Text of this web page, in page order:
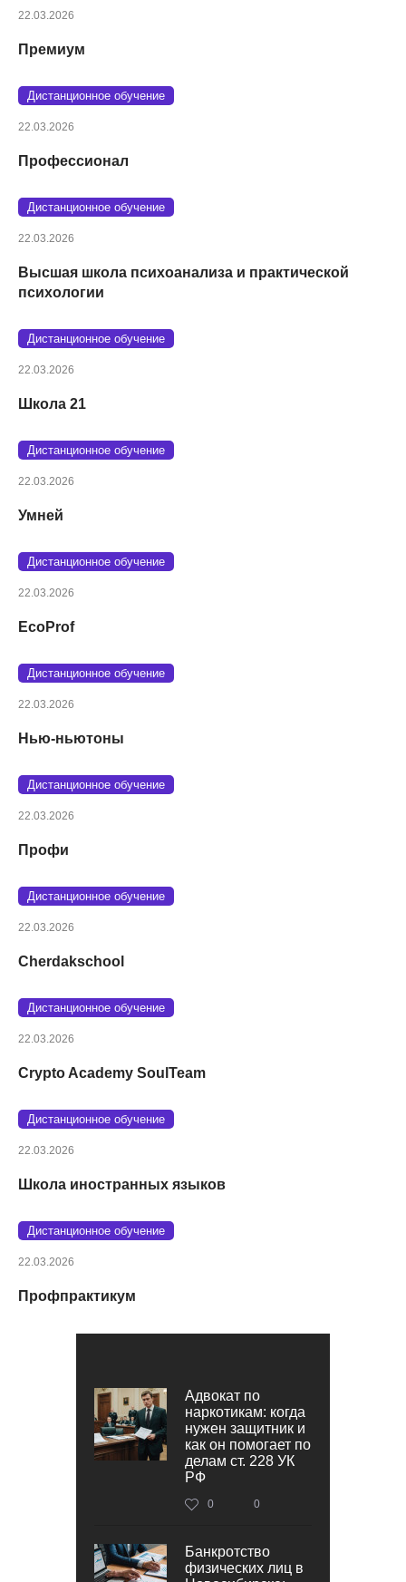
22.03.2026
Премиум
Дистанционное обучение
22.03.2026
Профессионал
Дистанционное обучение
22.03.2026
Высшая школа психоанализа и практической
психологии
Дистанционное обучение
22.03.2026
Школа 21
Дистанционное обучение
22.03.2026
Умней
Дистанционное обучение
22.03.2026
EcoProf
Дистанционное обучение
22.03.2026
Нью-ньютоны
Дистанционное обучение
22.03.2026
Профи
Дистанционное обучение
22.03.2026
Cherdakschool
Дистанционное обучение
22.03.2026
Crypto Academy SoulTeam
Дистанционное обучение
22.03.2026
Школа иностранных языков
Дистанционное обучение
22.03.2026
Профпрактикум
Адвокат по
наркотикам: когда
нужен защитник и
как он помогает по
делам ст. 228 УК
РФ
0 0
Банкротство
физических лиц в